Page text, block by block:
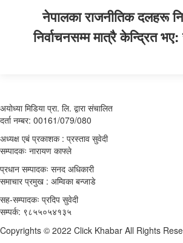
नेपालका राजनीतिक दलहरू
निर्वाचनसम्म मात्रै केन्द्रित भए:
अयोध्या मिडिया प्रा. लि. द्वारा संचालित
दर्ता नम्बर: 00161/079/080
अध्यक्ष एबं प्रकाशक : प्रस्ताव सुवेदी
सम्पादकः नारायण काफ्ले
प्रधान सम्पादकः सनद अधिकारी
समाचार प्रमुख : अम्विका बन्जाडे
सह-सम्पादकः प्रदिप सुवेदी
सम्पर्क: ९८५५०५४१३५
Copyrights © 2022 Click Khabar All Rights